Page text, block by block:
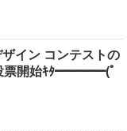
ザイン コンテストの
票開始ｷﾀ━━━━(ﾟ